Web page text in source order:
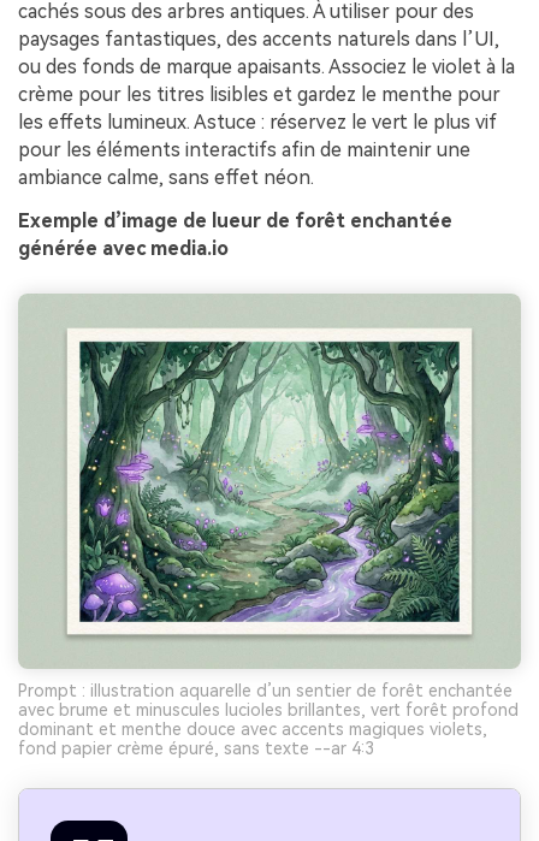
cachés sous des arbres antiques. À utiliser pour des
paysages fantastiques, des accents naturels dans l’UI,
ou des fonds de marque apaisants. Associez le violet à la
crème pour les titres lisibles et gardez le menthe pour
les effets lumineux. Astuce : réservez le vert le plus vif
pour les éléments interactifs afin de maintenir une
ambiance calme, sans effet néon.
Exemple d’image de lueur de forêt enchantée
générée avec media.io
Prompt : illustration aquarelle d’un sentier de forêt enchantée
avec brume et minuscules lucioles brillantes, vert forêt profond
dominant et menthe douce avec accents magiques violets,
fond papier crème épuré, sans texte --ar 4:3